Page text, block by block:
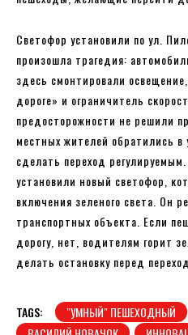
Светофор установили по ул.
произошла трагедия:
здесь смонтировали
дороге» и ограничитель
предосторожности не решили
местных жителей обратились в
сделать переход
установили новый светофор,
включения зеленого света. Он
транспортных объекта. Если
дорогу, нет, водителям горит
делать остановку перед
TAGS: "УМНЫЙ" ПЕШЕХОДНЫЙ